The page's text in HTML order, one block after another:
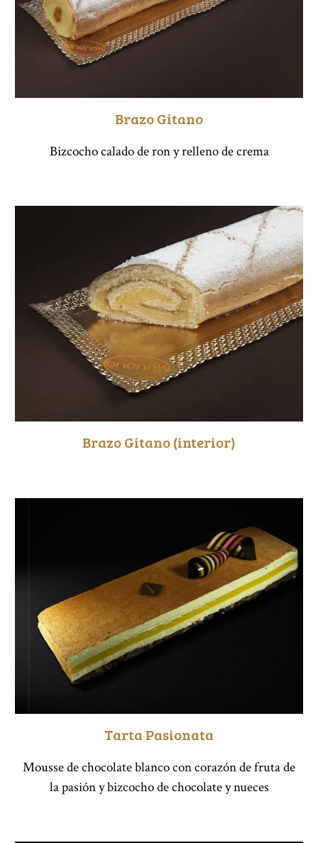
Brazo Gitano
Bizcocho calado de ron y relleno de crema
Brazo Gitano (interior)
Tarta Pasionata
Mousse de chocolate blanco con corazón de fruta de
la pasión y bizcocho de chocolate y nueces